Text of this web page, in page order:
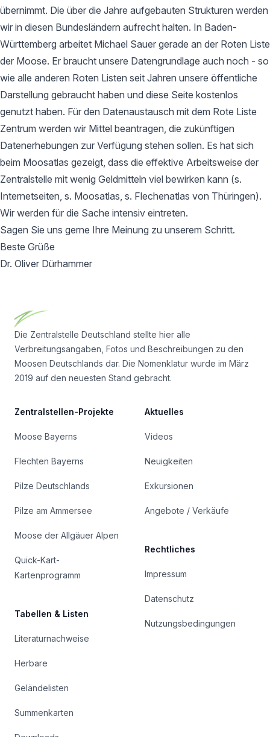
übernimmt. Die über die Jahre aufgebauten Strukturen werden
wir in diesen Bundesländern aufrecht halten. In Baden-
Württemberg arbeitet Michael Sauer gerade an der Roten Liste
der Moose. Er braucht unsere Datengrundlage auch noch - so
wie alle anderen Roten Listen seit Jahren unsere öffentliche
Darstellung gebraucht haben und diese Seite kostenlos
genutzt haben. Für den Datenaustausch mit dem Rote Liste
Zentrum werden wir Mittel beantragen, die zukünftigen
Datenerhebungen zur Verfügung stehen sollen. Es hat sich
beim Moosatlas gezeigt, dass die effektive Arbeitsweise der
Zentralstelle mit wenig Geldmitteln viel bewirken kann (s.
Internetseiten, s. Moosatlas, s. Flechenatlas von Thüringen).
Wir werden für die Sache intensiv eintreten.
Sagen Sie uns gerne Ihre Meinung zu unserem Schritt.
Beste Grüße
Dr. Oliver Dürhammer
Die Zentralstelle Deutschland stellte hier alle
Verbreitungsangaben, Fotos und Beschreibungen zu den
Moosen Deutschlands dar. Die Nomenklatur wurde im März
2019 auf den neuesten Stand gebracht.
Zentralstellen-Projekte
Moose Bayerns
Flechten Bayerns
Pilze Deutschlands
Pilze am Ammersee
Moose der Allgäuer Alpen
Quick-Kart-
Kartenprogramm
Tabellen & Listen
Literaturnachweise
Herbare
Geländelisten
Summenkarten
Aktuelles
Videos
Neuigkeiten
Exkursionen
Angebote / Verkäufe
Rechtliches
Impressum
Datenschutz
Nutzungsbedingungen